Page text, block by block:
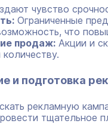
чувство
Ограниченные
что
продаж: Акции и
и подготовка
рекламную
тщательное